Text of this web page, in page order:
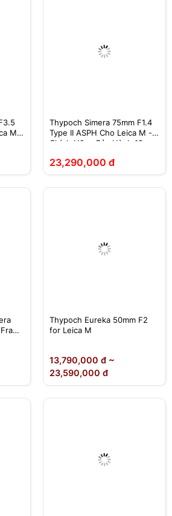
M
Thypoch Simera 75mm F1.4
Type II ASPH Cho Leica M -
Chính Hãng Bảo Hành 12
23,290,000 đ
Thypoch Eureka 50mm F2
for Leica M
13,790,000 đ ~
23,590,000 đ